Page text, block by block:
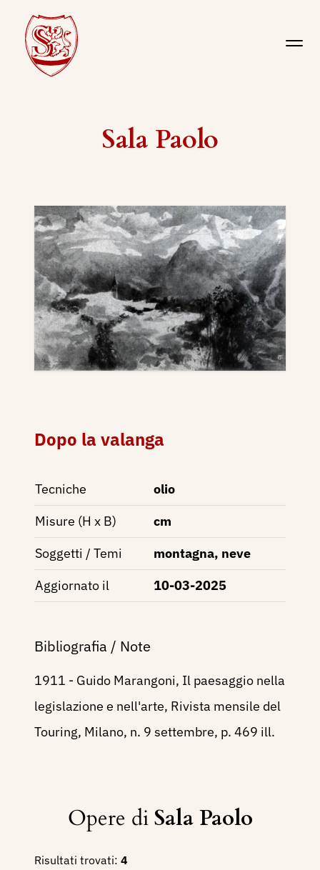
Sala Paolo
Dopo la valanga
Tecniche
olio
Misure (H x B)
cm
Soggetti / Temi
montagna, neve
Aggiornato il
10-03-2025
Bibliografia / Note
1911 - Guido Marangoni, Il paesaggio nella
legislazione e nell'arte, Rivista mensile del
Touring, Milano, n. 9 settembre, p. 469 ill.
Opere diSala Paolo
Risultati trovati: 4